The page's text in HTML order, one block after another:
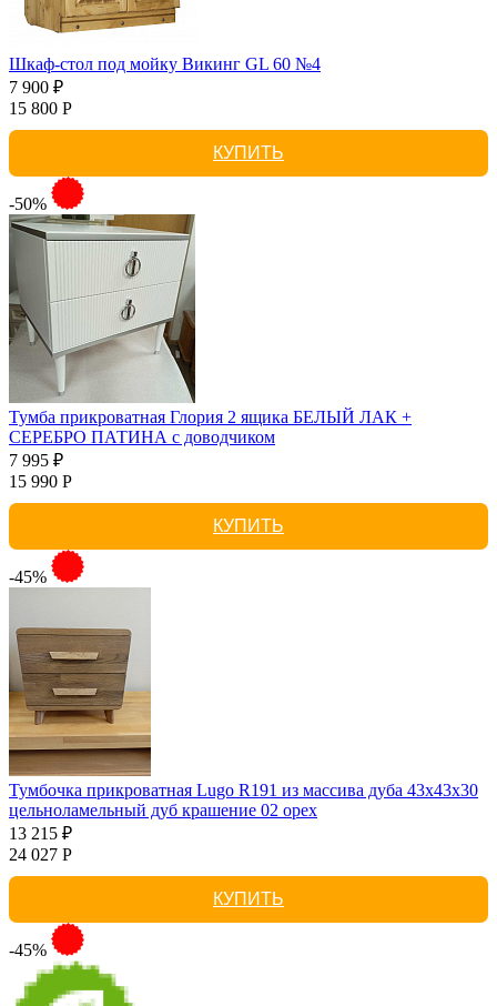
Шкаф-стол под мойку Викинг GL 60 №4
7 900 ₽
15 800 Р
КУПИТЬ
-50%
Тумба прикроватная Глория 2 ящика БЕЛЫЙ ЛАК +
СЕРЕБРО ПАТИНА с доводчиком
7 995 ₽
15 990 Р
КУПИТЬ
-45%
Тумбочка прикроватная Lugo R191 из массива дуба 43х43х30
цельноламельный дуб крашение 02 орех
13 215 ₽
24 027 Р
КУПИТЬ
-45%